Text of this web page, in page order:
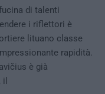
di talenti
i riflettori è
lituano classe
rapidità.
è già